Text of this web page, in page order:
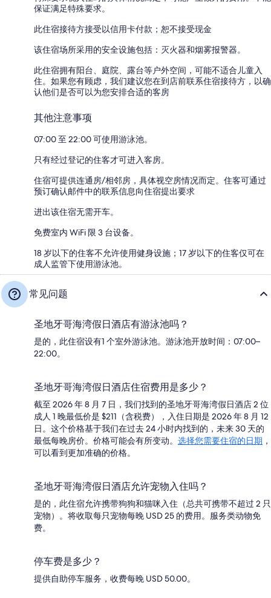
保证满足特殊要求。
此住宿接待方接受以信用卡付款；恕不接受现金
该住宿场所采用的安全设施包括：灭火器和烟雾报警器。
此住宿拥有阳台、庭院、露台等户外空间，可能不适合儿童入
住。如果您有顾虑，我们建议您在到店前联系住宿接待方，以确
认他们是否可以为您安排合适的客房
其他注意事项
07:00 至 22:00 可使用游泳池。
只有经过登记的住客才可进入客房。
住宿可提供连通房/相邻房，具体视空房情况而定。住客可通过
预订确认邮件中的联系信息向住宿提出要求
进出该住宿无需开车。
免费室内 WiFi 限 3 台设备。
18 岁以下的住客不允许使用健身设施；17 岁以下的住客仅可在
成人监管下使用游泳池。
常见问题
圣地牙哥海湾假日酒店有游泳池吗？
是的，此住宿设有1 个室外游泳池。游泳池开放时间：07:00–
22:00。
圣地牙哥海湾假日酒店住宿费用是多少？
截至 2026 年 8 月 7 日，我们找到的圣地牙哥海湾假日酒店 2 位
成人 1 晚最低价是 $211（含税费），入住日期是 2026 年 8 月 12
日。这个价格基于我们在过去 24 小时内找到的，未来 30 天的
最低每晚房价。价格可能会有所变动。 选择您需要住宿的日期 ，
可以看到更加准确的价格。
圣地牙哥海湾假日酒店允许宠物入住吗？
是的，此住宿允许携带狗狗和猫咪入住（总共可携带不超过 2 只
宠物）。将收取每只宠物每晚 USD 25 的费用。服务类动物免
费。
停车费是多少？
提供自助停车服务，收费每晚 USD 50.00。